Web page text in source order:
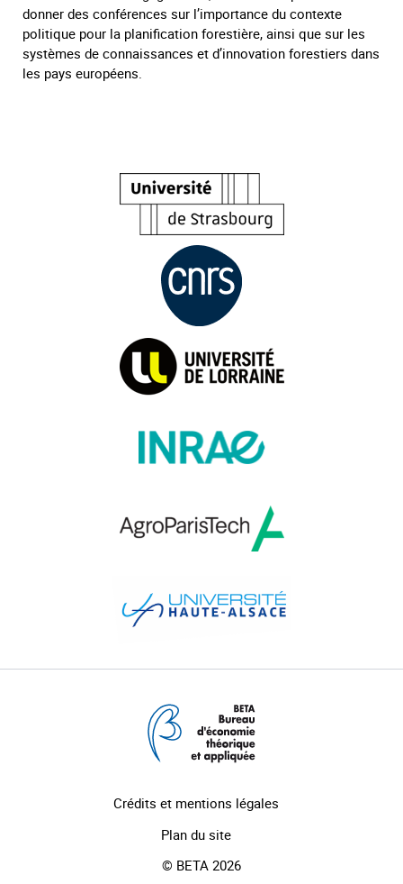
donner des conférences sur l’importance du contexte
politique pour la planification forestière, ainsi que sur les
systèmes de connaissances et d’innovation forestiers dans
les pays européens.
Crédits et mentions légales
Plan du site
© BETA 2026